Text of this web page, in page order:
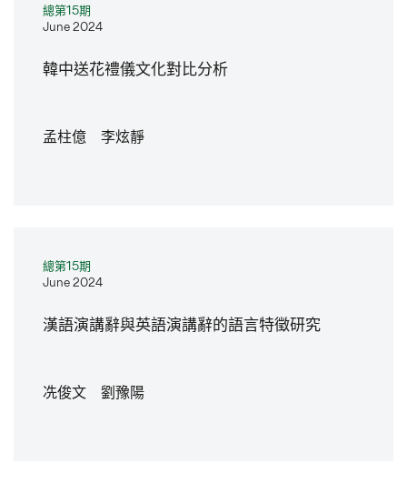
總第15期
June 2024
韓中送花禮儀文化對比分析
孟柱億 李炫靜
總第15期
June 2024
漢語演講辭與英語演講辭的語言特徵研究
冼俊文 劉豫陽